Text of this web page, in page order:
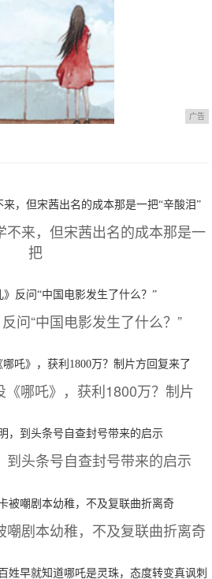
广告
不来，但宋茜出名的成本那是一
把
问“中国电影发生了什么？”
哪吒》，获利1800万？制片
到头条号自查封号带来的启示
嘲剧本幼稚，不及复联曲折离奇